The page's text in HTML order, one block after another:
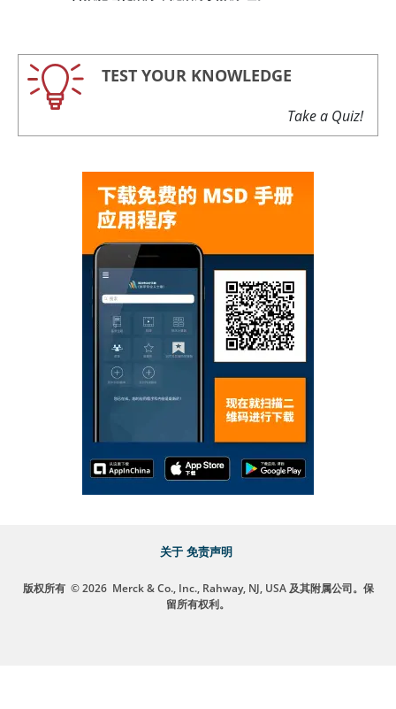
TEST YOUR KNOWLEDGE
Take a Quiz!
关于 免责声明
版权所有 © 2026 Merck & Co., Inc., Rahway, NJ, USA 及其附属公司。保
留所有权利。